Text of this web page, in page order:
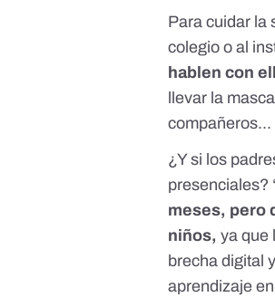
Para cuidar la
colegio o al
hablen con
llevar la
compañeros...
¿Y si los
presenciales?
meses, pero
niños,ya que
brecha digital
aprendizaje